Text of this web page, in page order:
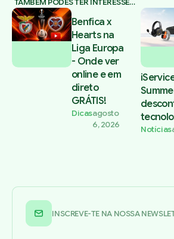
Benfica x
Hearts na
Liga Europa
- Onde ver
online e em
direto
GRÁTIS!
Dicasagosto
6, 2026
Notícias
INSCREVE-TE NA NOSSA